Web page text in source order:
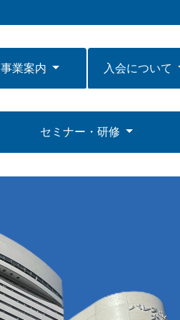
事業案内 入会について
セミナー・研修